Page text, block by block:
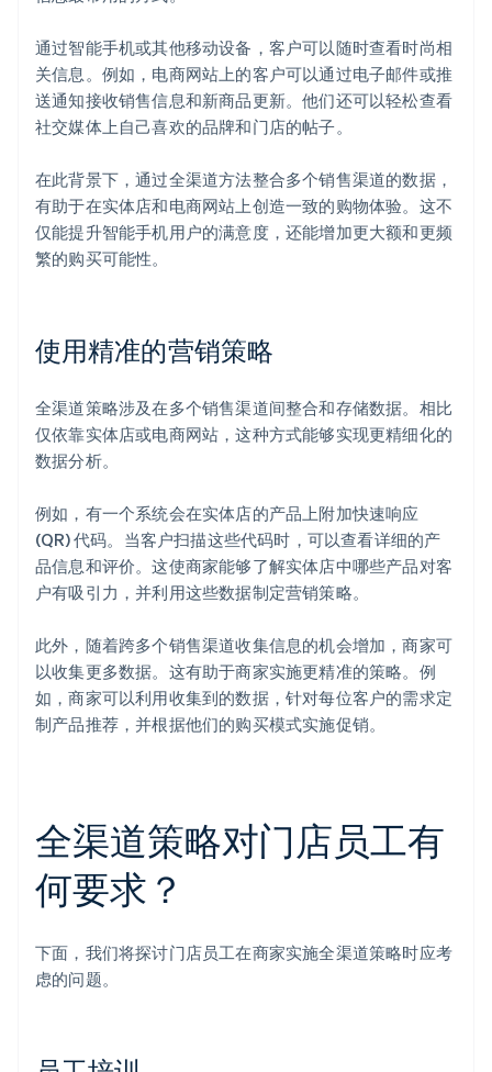
通过智能手机或其他移动设备，客户可以随时查看时尚相
关信息。例如，电商网站上的客户可以通过电子邮件或推
送通知接收销售信息和新商品更新。他们还可以轻松查看
社交媒体上自己喜欢的品牌和门店的帖子。
在此背景下，通过全渠道方法整合多个销售渠道的数据，
有助于在实体店和电商网站上创造一致的购物体验。这不
仅能提升智能手机用户的满意度，还能增加更大额和更频
繁的购买可能性。
使用精准的营销策略
全渠道策略涉及在多个销售渠道间整合和存储数据。相比
仅依靠实体店或电商网站，这种方式能够实现更精细化的
数据分析。
例如，有一个系统会在实体店的产品上附加快速响应
(QR) 代码。当客户扫描这些代码时，可以查看详细的产
品信息和评价。这使商家能够了解实体店中哪些产品对客
户有吸引力，并利用这些数据制定营销策略。
此外，随着跨多个销售渠道收集信息的机会增加，商家可
以收集更多数据。这有助于商家实施更精准的策略。例
如，商家可以利用收集到的数据，针对每位客户的需求定
制产品推荐，并根据他们的购买模式实施促销。
全渠道策略对门店员工有
何要求？
下面，我们将探讨门店员工在商家实施全渠道策略时应考
虑的问题。